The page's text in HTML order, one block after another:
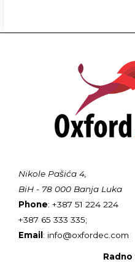
Nikole Pašića 4,
BiH - 78 000 Banja Luka
Phone: +387 51 224 224
+387 65 333 335;
Email: info@oxfordec.com